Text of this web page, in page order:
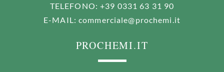
TELEFONO: +39 0331 63 31 90
E-MAIL:commerciale@prochemi.it
PROCHEMI.IT